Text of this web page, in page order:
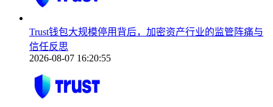
Trust钱包大规模停用背后，加密资产行业的监管阵痛与
信任反思
2026-08-07 16:20:55